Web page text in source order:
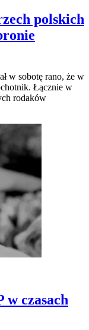
polskich
w sobotę rano, że w
Łącznie w
rodaków
w czasach